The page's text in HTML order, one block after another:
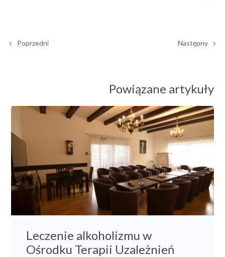
Poprzedni Następny
Powiązane artykuły
Leczenie alkoholizmu w
Ośrodku Terapii Uzależnień